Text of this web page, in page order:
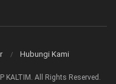
Hubungi Kami
KALTIM. All Rights Reserved.